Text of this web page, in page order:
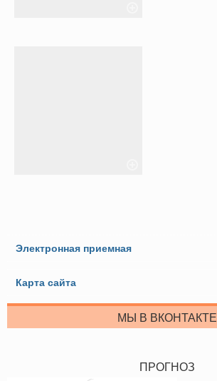
Электронная приемная
Карта сайта
МЫ В ВКОНТАКТЕ
ПРОГНОЗ